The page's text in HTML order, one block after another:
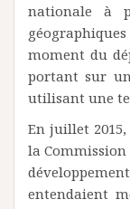
nationale à
moment du
portant sur
utilisant une
En juillet
la
entendaient